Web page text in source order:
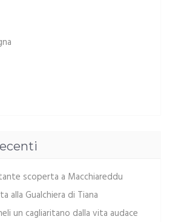
scoperta a Macchiareddu
alla Gualchiera di Tiana
un cagliaritano dalla vita audace